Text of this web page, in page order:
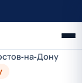
на-Дону